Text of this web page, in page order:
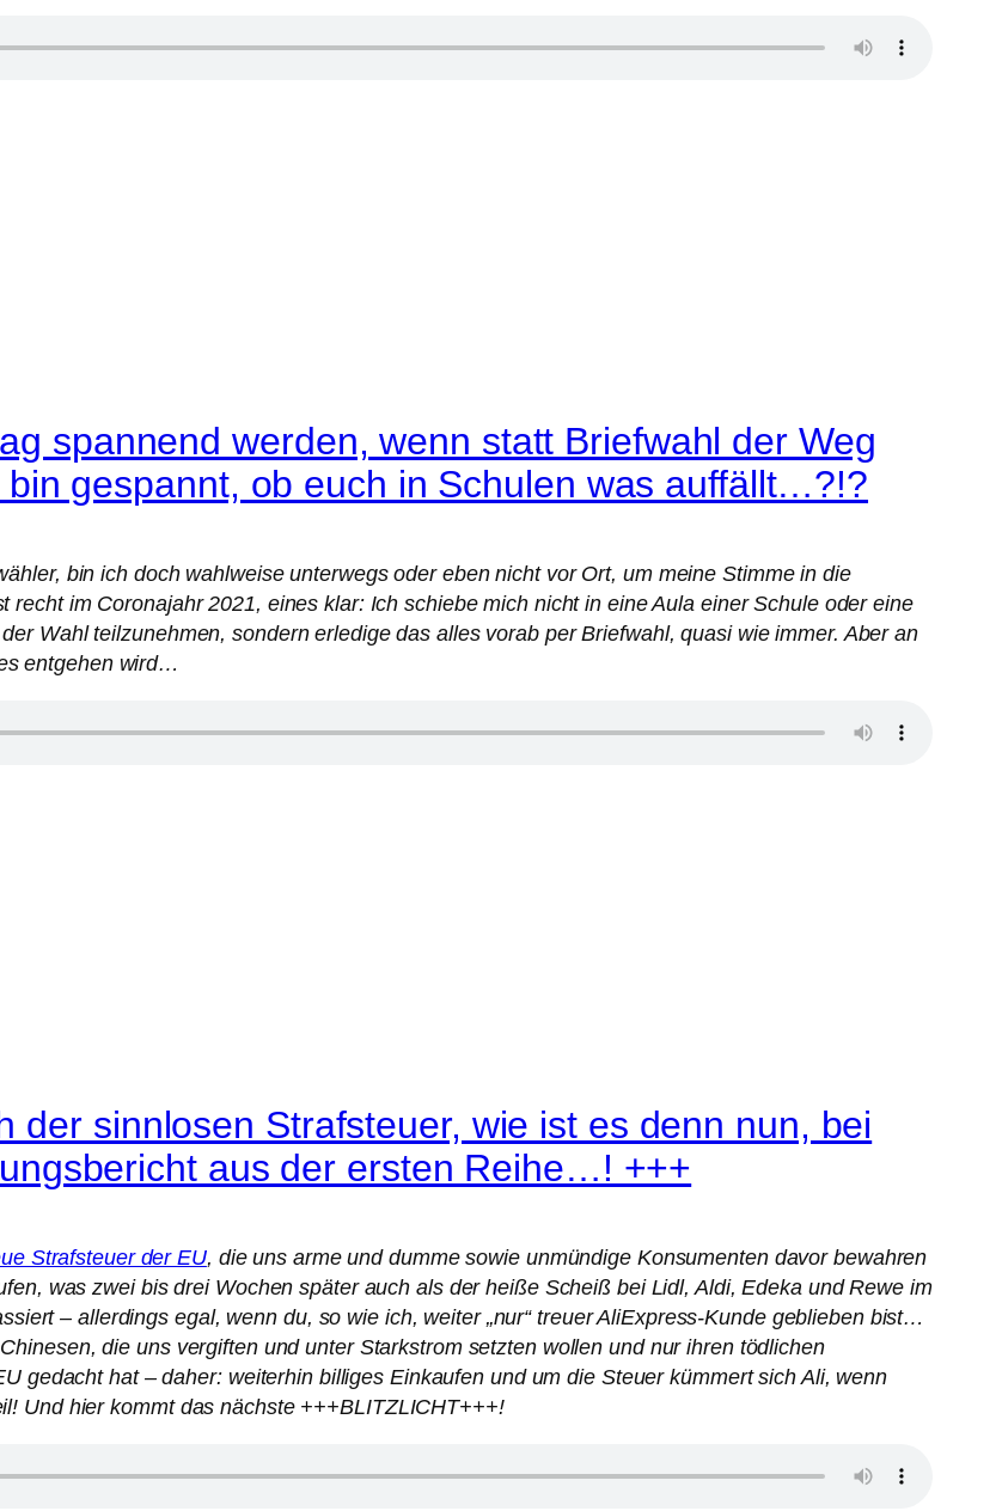
spannend werden, wenn statt Briefwahl der Weg
gespannt, ob euch in Schulen was auffällt…?!?
bin ich doch wahlweise unterwegs oder eben nicht vor Ort, um meine Stimme in die
im Coronajahr 2021, eines klar: Ich schiebe mich nicht in eine Aula einer Schule oder eine
Wahl teilzunehmen, sondern erledige das alles vorab per Briefwahl, quasi wie immer. Aber an
entgehen wird…
der sinnlosen Strafsteuer, wie ist es denn nun, bei
aus der ersten Reihe…! +++
Strafsteuer der EU, die uns arme und dumme sowie unmündige Konsumenten davor bewahren
was zwei bis drei Wochen später auch als der heiße Scheiß bei Lidl, Aldi, Edeka und Rewe im
– allerdings egal, wenn du, so wie ich, weiter „nur“ treuer AliExpress-Kunde geblieben bist…
die uns vergiften und unter Starkstrom setzten wollen und nur ihren tödlichen
gedacht hat – daher: weiterhin billiges Einkaufen und um die Steuer kümmert sich Ali, wenn
Und hier kommt das nächste +++BLITZLICHT+++!